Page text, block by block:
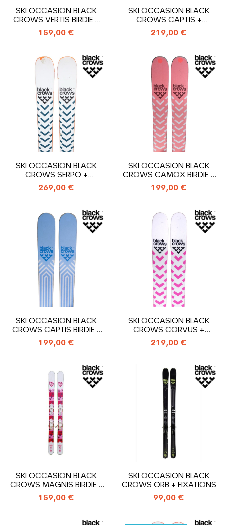
SKI OCCASION BLACK
CROWS VERTIS BIRDIE +
FIXATIONS
159,00 €
SKI OCCASION BLACK
CROWS CAPTIS +
FIXATIONS
219,00 €
SKI OCCASION BLACK
CROWS SERPO +
FIXATIONS
269,00 €
SKI OCCASION BLACK
CROWS CAMOX BIRDIE +
FIXATION
199,00 €
SKI OCCASION BLACK
CROWS CAPTIS BIRDIE +
FIXATIONS
199,00 €
SKI OCCASION BLACK
CROWS CORVUS +
FIXATIONS
219,00 €
SKI OCCASION BLACK
CROWS MAGNIS BIRDIE +
FIXATIONS
159,00 €
SKI OCCASION BLACK
CROWS ORB + FIXATIONS
99,00 €